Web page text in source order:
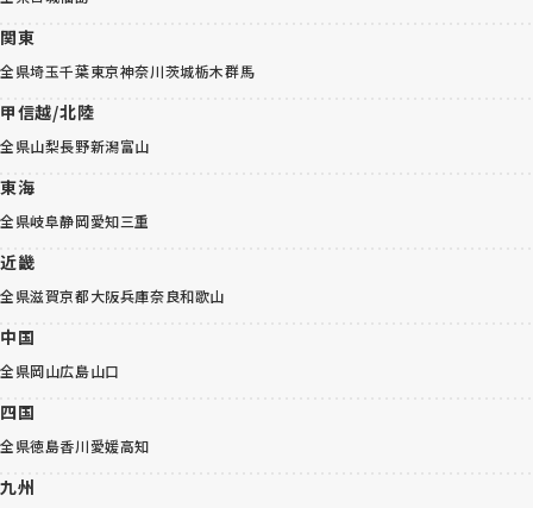
関東
全県埼玉千葉東京神奈川茨城栃木群馬
甲信越/北陸
全県山梨長野新潟富山
東海
全県岐阜静岡愛知三重
近畿
全県滋賀京都大阪兵庫奈良和歌山
中国
全県岡山広島山口
四国
全県徳島香川愛媛高知
九州